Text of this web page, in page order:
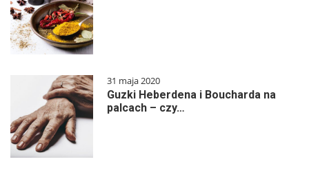
31 maja 2020
Guzki Heberdena i Boucharda na
palcach – czy…